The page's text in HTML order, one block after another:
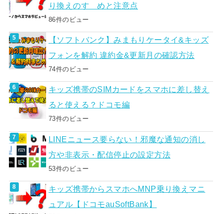
り換えのすゝめと注意点
86件のビュー
【ソフトバンク】みまもりケータイ&キッズ
フォンを解約 違約金&更新月の確認方法
74件のビュー
キッズ携帯のSIMカードをスマホに差し替え
ると使える？ドコモ編
73件のビュー
LINEニュース要らない！邪魔な通知の消し
方や非表示・配信停止の設定方法
53件のビュー
キッズ携帯からスマホへMNP乗り換えマニ
ュアル【ドコモauSoftBank】